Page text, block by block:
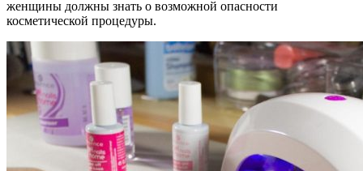
женщины должны знать о возможной опасности
косметической процедуры.